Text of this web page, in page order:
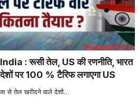
: रूसी तेल, US की रणनीति, भारत
पर 100 % टैरिफ लगाएगा US
से तेल खरीदने वाले देशों…